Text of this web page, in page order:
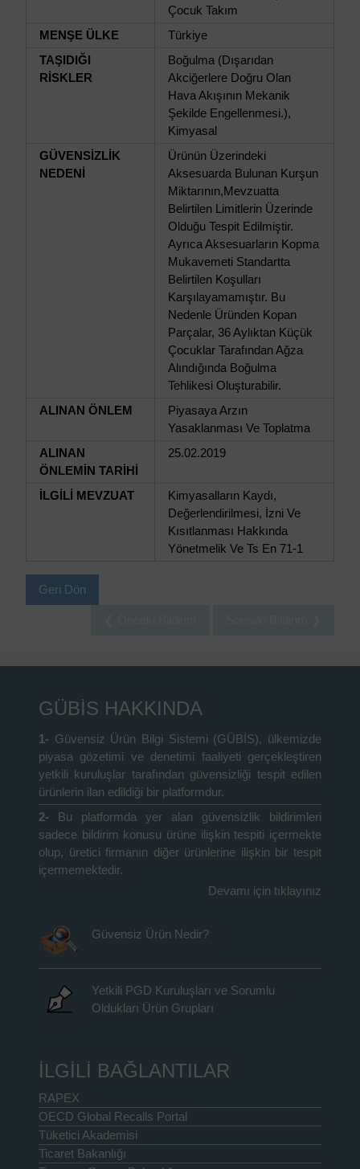
Çocuk Takım
MENŞE ÜLKE
Türkiye
TAŞIDIĞI
RİSKLER
Boğulma (Dışarıdan
Akciğerlere Doğru Olan
Hava Akışının Mekanik
Şekilde Engellenmesi.),
Kimyasal
GÜVENSİZLİK
NEDENİ
Ürünün Üzerindeki
Aksesuarda Bulunan Kurşun
Miktarının,Mevzuatta
Belirtilen Limitlerin Üzerinde
Olduğu Tespit Edilmiştir.
Ayrıca Aksesuarların Kopma
Mukavemeti Standartta
Belirtilen Koşulları
Karşılayamamıştır. Bu
Nedenle Üründen Kopan
Parçalar, 36 Aylıktan Küçük
Çocuklar Tarafından Ağza
Alındığında Boğulma
Tehlikesi Oluşturabilir.
ALINAN ÖNLEM
Piyasaya Arzın
Yasaklanması Ve Toplatma
ALINAN
ÖNLEMİN TARİHİ
25.02.2019
İLGİLİ MEVZUAT
Kimyasalların Kaydı,
Değerlendirilmesi, İzni Ve
Kısıtlanması Hakkında
Yönetmelik Ve Ts En 71-1
Geri Dön
GÜBİS HAKKINDA
1- Güvensiz Ürün Bilgi Sistemi (GÜBİS), ülkemizde
piyasa gözetimi ve denetimi faaliyeti gerçekleştiren
yetkili kuruluşlar tarafından güvensizliği tespit edilen
ürünlerin ilan edildiği bir platformdur.
2-
Bu platformda yer alan güvensizlik bildirimleri
sadece bildirim konusu ürüne ilişkin tespiti içermekte
olup, üretici firmanın diğer ürünlerine ilişkin bir tespit
içermemektedir.
Devamı için tıklayınız
Güvensiz Ürün Nedir?
Yetkili PGD Kuruluşları ve Sorumlu
Oldukları Ürün Grupları
İLGİLİ BAĞLANTILAR
RAPEX
OECD Global Recalls Portal
Tüketici Akademisi
Ticaret Bakanlığı